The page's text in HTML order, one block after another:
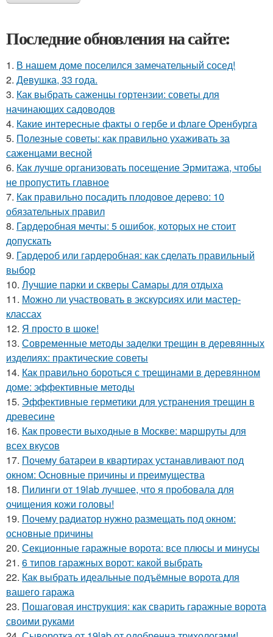
Последние обновления на сайте:
1. В нашем доме поселился замечательный сосед!
2. Девушка, 33 года.
3. Как выбрать саженцы гортензии: советы для
начинающих садоводов
4. Какие интересные факты о гербе и флаге Оренбурга
5. Полезные советы: как правильно ухаживать за
саженцами весной
6. Как лучше организовать посещение Эрмитажа, чтобы
не пропустить главное
7. Как правильно посадить плодовое дерево: 10
обязательных правил
8. Гардеробная мечты: 5 ошибок, которых не стоит
допускать
9. Гардероб или гардеробная: как сделать правильный
выбор
10. Лучшие парки и скверы Самары для отдыха
11. Можно ли участвовать в экскурсиях или мастер-
классах
12. Я просто в шоке!
13. Современные методы заделки трещин в деревянных
изделиях: практические советы
14. Как правильно бороться с трещинами в деревянном
доме: эффективные методы
15. Эффективные герметики для устранения трещин в
древесине
16. Как провести выходные в Москве: маршруты для
всех вкусов
17. Почему батареи в квартирах устанавливают под
окном: Основные причины и преимущества
18. Пилинги от 19lab лучшее, что я пробовала для
очищения кожи головы!
19. Почему радиатор нужно размещать под окном:
основные причины
20. Секционные гаражные ворота: все плюсы и минусы
21. 6 типов гаражных ворот: какой выбрать
22. Как выбрать идеальные подъёмные ворота для
вашего гаража
23. Пошаговая инструкция: как сварить гаражные ворота
своими руками